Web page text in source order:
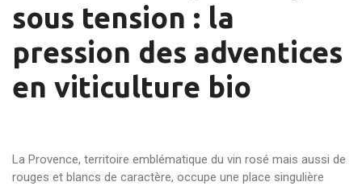
sous tension : la
pression des adventices
en viticulture bio
La Provence, territoire emblématique du vin rosé mais aussi de
rouges et blancs de caractère, occupe une place singulière